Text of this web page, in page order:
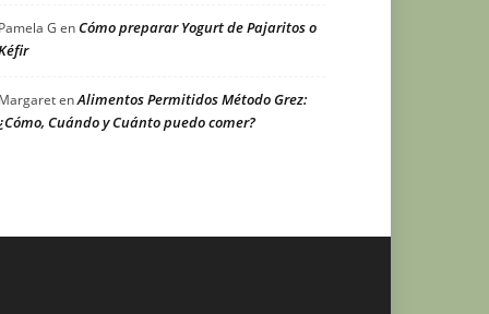
Pamela G enCómo preparar Yogurt de Pajaritos o
MargaretenAlimentos Permitidos Método Grez:
Cuándo y Cuánto puedo comer?